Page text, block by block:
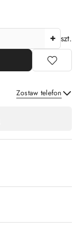
szt.
Zostaw telefon